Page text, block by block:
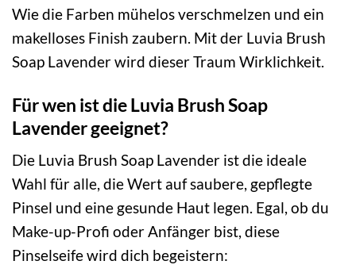
Wie die Farben mühelos verschmelzen und ein
makelloses Finish zaubern. Mit der Luvia Brush
Soap Lavender wird dieser Traum Wirklichkeit.
Für wen ist die Luvia Brush Soap
Lavender geeignet?
Die Luvia Brush Soap Lavender ist die ideale
Wahl für alle, die Wert auf saubere, gepflegte
Pinsel und eine gesunde Haut legen. Egal, ob du
Make-up-Profi oder Anfänger bist, diese
Pinselseife wird dich begeistern: